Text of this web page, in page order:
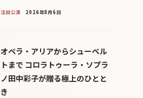
注目公演 2026年8月6日
オペラ・アリアからシューベル
トまで コロラトゥーラ・ソプラ
ノ田中彩子が贈る極上のひとと
き